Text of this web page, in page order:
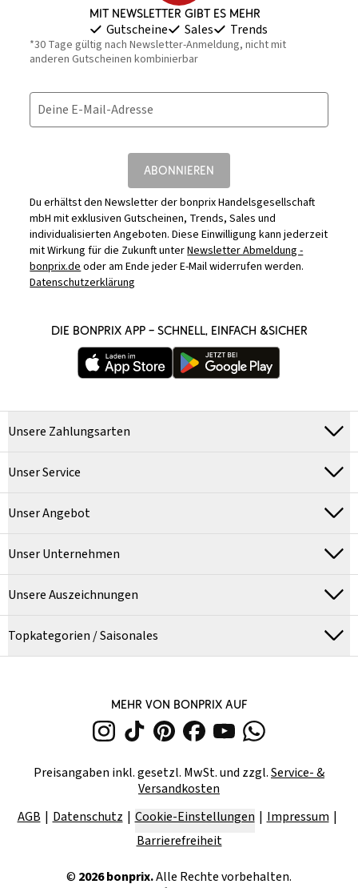
Mit Newsletter gibt es mehr
Gutscheine Sales Trends
*30 Tage gültig nach Newsletter-Anmeldung, nicht mit
anderen Gutscheinen kombinierbar
Deine E-Mail-Adresse
ABONNIEREN
Du erhältst den Newsletter der bonprix Handelsgesellschaft
mbH mit exklusiven Gutscheinen, Trends, Sales und
individualisierten Angeboten. Diese Einwilligung kann jederzeit
mit Wirkung für die Zukunft unterNewsletter Abmeldung -
bonprix.deoder am Ende jeder E-Mail widerrufen werden.
Datenschutzerklärung
DIE BONPRIX APP – SCHNELL, EINFACH &SICHER
Unsere Zahlungsarten
Unser Service
Unser Angebot
Unser Unternehmen
Unsere Auszeichnungen
Topkategorien / Saisonales
MEHR VON BONPRIX AUF
Preisangaben inkl. gesetzl. MwSt. und zzgl.Service- &
Versandkosten
AGB
Datenschutz Cookie-Einstellungen
Impressum
Barrierefreiheit
© 2026bonprix.Alle Rechte vorbehalten.